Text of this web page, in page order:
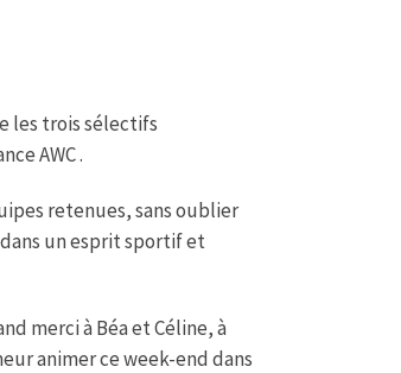
les trois sélectifs
AWC .
retenues, sans oublier
un esprit sportif et
merci à Béa et Céline, à
animer ce week-end dans